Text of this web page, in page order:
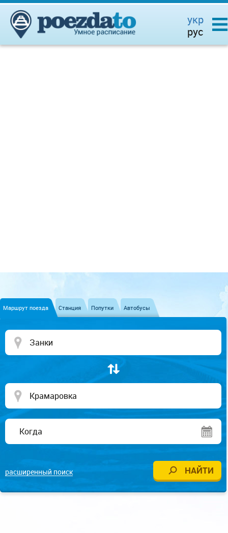
укр
рус
Маршрут поезда Станция Попутки Автобусы
расширенный поиск